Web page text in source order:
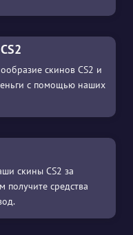
скинов CS2 и
с помощью наших
скины CS2 за
получите средства